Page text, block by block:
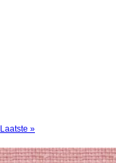
Laatste »